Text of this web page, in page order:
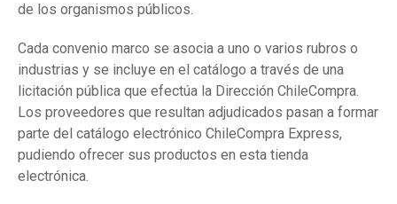
de los organismos públicos.
Cada convenio marco se asocia a uno o varios rubros o
industrias y se incluye en el catálogo a través de una
licitación pública que efectúa la Dirección ChileCompra.
Los proveedores que resultan adjudicados pasan a formar
parte del catálogo electrónico ChileCompra Express,
pudiendo ofrecer sus productos en esta tienda
electrónica.